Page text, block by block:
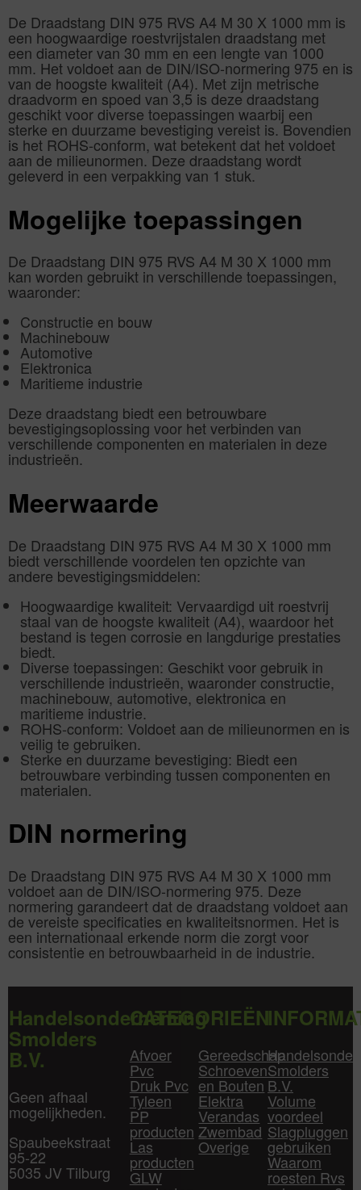
De Draadstang DIN 975 RVS A4 M 30 X 1000 mm is
een hoogwaardige roestvrijstalen draadstang met
een diameter van 30 mm en een lengte van 1000
mm. Het voldoet aan de DIN/ISO-normering 975 en is
van de hoogste kwaliteit (A4). Met zijn metrische
draadvorm en spoed van 3,5 is deze draadstang
geschikt voor diverse toepassingen waarbij een
sterke en duurzame bevestiging vereist is. Bovendien
is het ROHS-conform, wat betekent dat het voldoet
aan de milieunormen. Deze draadstang wordt
geleverd in een verpakking van 1 stuk.
Mogelijke toepassingen
De Draadstang DIN 975 RVS A4 M 30 X 1000 mm
kan worden gebruikt in verschillende toepassingen,
waaronder:
Constructie en bouw
Machinebouw
Automotive
Elektronica
Maritieme industrie
Deze draadstang biedt een betrouwbare
bevestigingsoplossing voor het verbinden van
verschillende componenten en materialen in deze
industrieën.
Meerwaarde
De Draadstang DIN 975 RVS A4 M 30 X 1000 mm
biedt verschillende voordelen ten opzichte van
andere bevestigingsmiddelen:
Hoogwaardige kwaliteit: Vervaardigd uit roestvrij
staal van de hoogste kwaliteit (A4), waardoor het
bestand is tegen corrosie en langdurige prestaties
biedt.
Diverse toepassingen: Geschikt voor gebruik in
verschillende industrieën, waaronder constructie,
machinebouw, automotive, elektronica en
maritieme industrie.
ROHS-conform: Voldoet aan de milieunormen en is
veilig te gebruiken.
Sterke en duurzame bevestiging: Biedt een
betrouwbare verbinding tussen componenten en
materialen.
DIN normering
De Draadstang DIN 975 RVS A4 M 30 X 1000 mm
voldoet aan de DIN/ISO-normering 975. Deze
normering garandeert dat de draadstang voldoet aan
de vereiste specificaties en kwaliteitsnormen. Het is
een internationaal erkende norm die zorgt voor
consistentie en betrouwbaarheid in de industrie.
Handelsonderneming
Smolders
B.V.
Geen afhaal
mogelijkheden.
Spaubeekstraat
95-22
5035 JV Tilburg
CATEGORIEËN
Afvoer
Pvc
Druk Pvc
Tyleen
PP
producten
Las
producten
GLW
Gereedschap
Schroeven
en Bouten
Elektra
Verandas
Zwembad
Overige
Smolders
B.V.
Volume
voordeel
Slagpluggen
gebruiken
Waarom
roesten Rvs